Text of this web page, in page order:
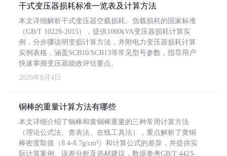
干式变压器损耗标准一览表及计算方法
本文详细解析干式变压器空载损耗、负载损耗的国家标准
（GB/T 10228-2015），提供1000kVA变压器损耗计算实
例，分步骤说明变损计算方法，并附电力变压器损耗计算
实例表格，涵盖SCB10/SCB13等常见型号参数，指导用户
快速掌握变压器能效评估要点。
2026年8月4日
铜棒的重量计算方法有哪些
本文详细介绍了铜棒和黄铜棒重量的三种常用计算方法
（理论公式法、查表法、在线工具法），重点解析了黄铜
棒密度取值（8.4-8.7g/cm³）和计算公式的差异，并提供实
际计算案例、误差分析及选材建议，数据参考GB/T 4423-